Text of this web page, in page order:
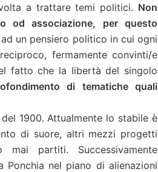
a trattare temi politici. Non
od associazione, per questo
un pensiero politico in cui ogni
fermamente convinti/e
fatto che la libertà del singolo
di tematiche quali
1900. Attualmente lo stabile è
di suore, altri mezzi progetti
partiti. Successivamente
Ponchia nel piano di alienazioni